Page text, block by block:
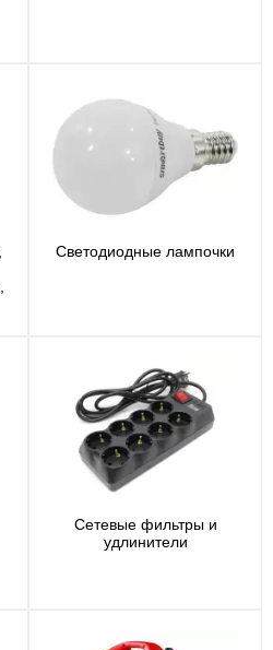
Светодиодные лампочки
Сетевые фильтры и
удлинители